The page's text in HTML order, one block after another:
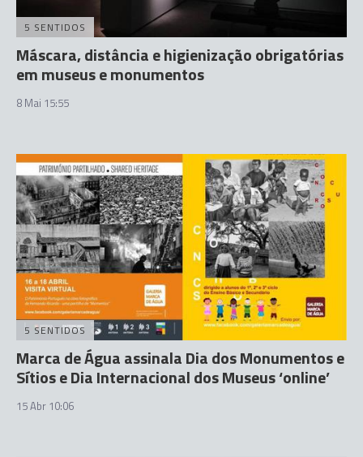
5 SENTIDOS
Máscara, distância e higienização obrigatórias
em museus e monumentos
8 Mai 15:55
5 SENTIDOS
Marca de Água assinala Dia dos Monumentos e
Sítios e Dia Internacional dos Museus ‘online’
15 Abr 10:06